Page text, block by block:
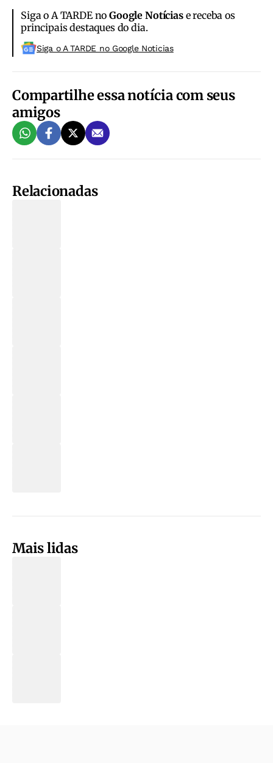
Siga o A TARDE noGoogle Notíciase receba os
principais destaques do dia.
Siga o A TARDE no Google Noticias
Compartilhe essa notícia com seus
amigos
Relacionadas
Mais lidas